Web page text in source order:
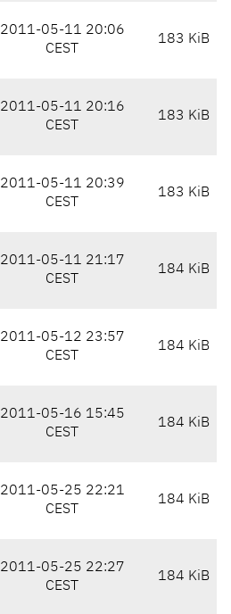
2011-05-11 20:06
CEST
183 KiB
2011-05-11 20:16
CEST
183 KiB
2011-05-11 20:39
CEST
183 KiB
2011-05-11 21:17
CEST
184 KiB
2011-05-12 23:57
CEST
184 KiB
2011-05-16 15:45
CEST
184 KiB
2011-05-25 22:21
CEST
184 KiB
2011-05-25 22:27
CEST
184 KiB